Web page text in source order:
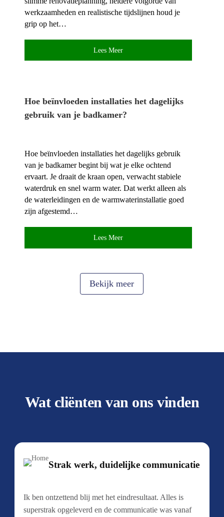
werkzaamheden en realistische tijdslijnen houd je
grip op het…
Lees Meer
Hoe beïnvloeden installaties het dagelijks
gebruik van je badkamer?
Hoe beïnvloeden installaties het dagelijks gebruik
van je badkamer begint bij wat je elke ochtend
ervaart.​ Je draait de kraan open, verwacht stabiele
waterdruk en snel warm water.​ Dat werkt alleen als
de waterleidingen en de warmwaterinstallatie goed
zijn afgestemd…
Lees Meer
Bekijk meer
Wat cliënten van ons vinden
Strak werk, duidelijke communicatie
Ik ben ontzettend blij met het eindresultaat. Alles is
superstrak opgeleverd en de communicatie was vanaf